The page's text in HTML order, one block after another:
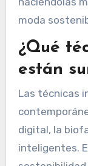
moda
¿Qué
están
Las técnicas
digital, la
inteligentes.